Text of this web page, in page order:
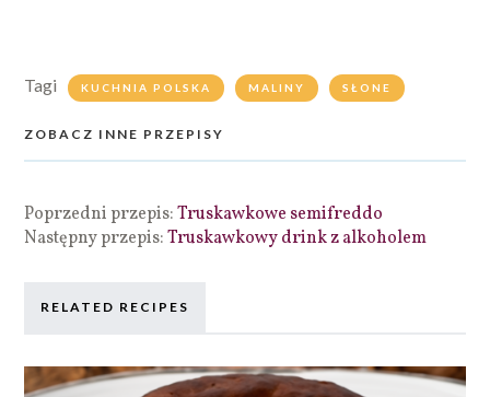
Tagi KUCHNIA POLSKA MALINY SŁONE
ZOBACZ INNE PRZEPISY
Poprzedni przepis:Truskawkowe semifreddo
Następny przepis:Truskawkowy drink z alkoholem
RELATED RECIPES